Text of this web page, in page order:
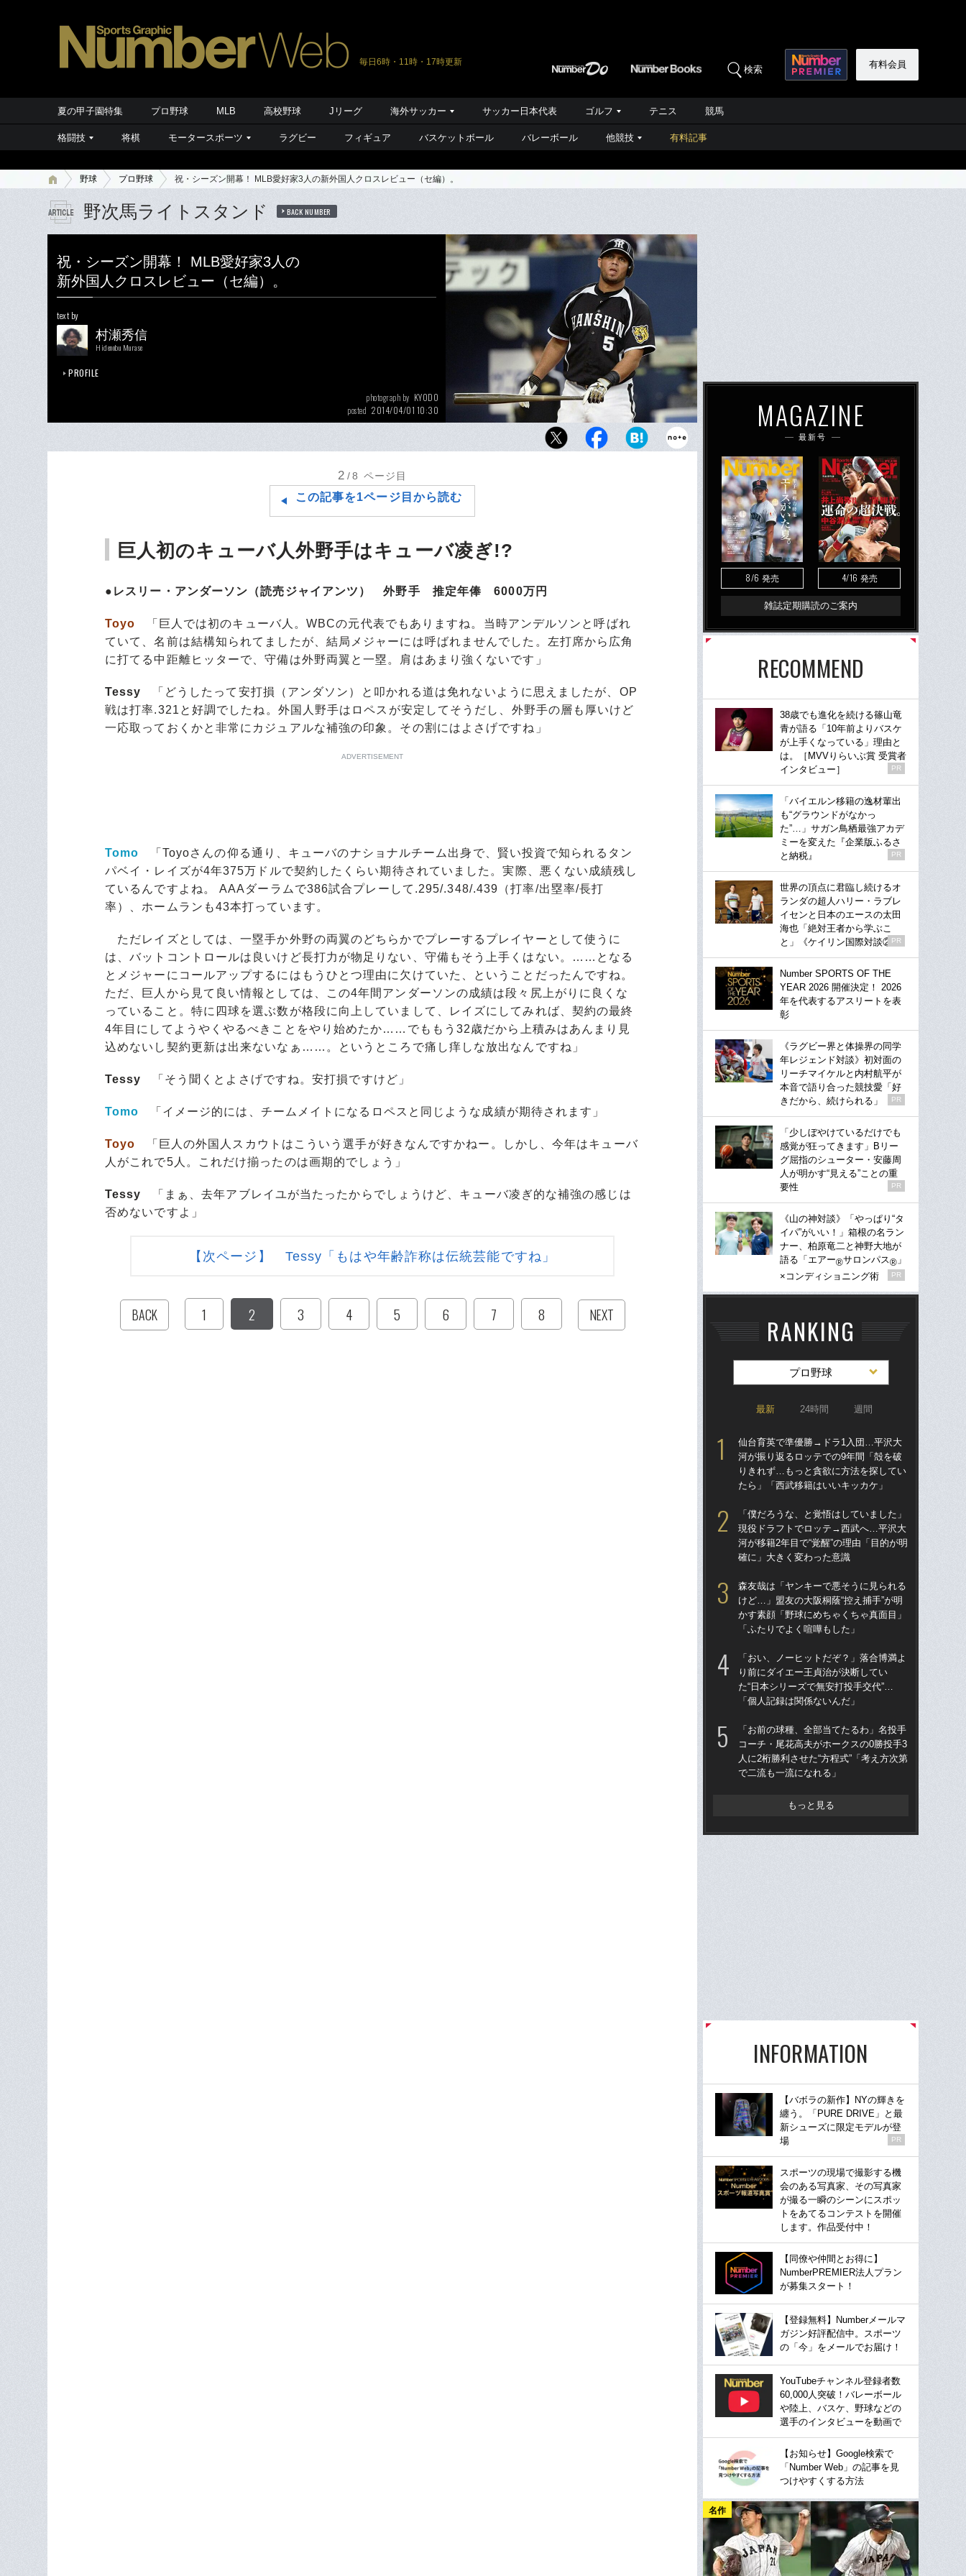
毎日6時・11時・17時更新
検索 有料会員
夏の甲子園特集 プロ野球 MLB 高校野球 Jリーグ 海外サッカー サッカー日本代表 ゴルフ テニス 競馬
格闘技 将棋 モータースポーツ ラグビー フィギュア バスケットボール バレーボール 他競技 有料記事
野球 プロ野球 祝・シーズン開幕！ MLB愛好家3人の新外国人クロスレビュー（セ編）。
野次馬ライトスタンド BACK NUMBER
祝・シーズン開幕！ MLB愛好家3人の
新外国人クロスレビュー（セ編）。
text by
村瀬秀信
Hidenobu Murase
PROFILE
photograph by KYODO
posted 2014/04/01 10:30
一軍オープン戦通算で打率1割4分3厘、最後の試合では4打
2 /8 ページ目
この記事を1ページ目から読む
巨人初のキューバ人外野手はキューバ凌ぎ!?
●レスリー・アンダーソン（読売ジャイアンツ） 外野手 推定年俸 6000万円
Toyo 「巨人では初のキューバ人。WBCの元代表でもありますね。当時アンデルソンと呼ばれ
ていて、名前は結構知られてましたが、結局メジャーには呼ばれませんでした。左打席から広角
に打てる中距離ヒッターで、守備は外野両翼と一塁。肩はあまり強くないです」
Tessy 「どうしたって安打損（アンダソン）と叩かれる道は免れないように思えましたが、OP
戦は打率.321と好調でしたね。外国人野手はロペスが安定してそうだし、外野手の層も厚いけど
一応取っておくかと非常にカジュアルな補強の印象。その割にはよさげですね」
ADVERTISEMENT
Tomo 「Toyoさんの仰る通り、キューバのナショナルチーム出身で、賢い投資で知られるタン
パベイ・レイズが4年375万ドルで契約したくらい期待されていました。実際、悪くない成績残し
ているんですよね。 AAAダーラムで386試合プレーして.295/.348/.439（打率/出塁率/長打
率）、ホームランも43本打っています。
ただレイズとしては、一塁手か外野の両翼のどちらかでプレーするプレイヤーとして使うに
は、バットコントロールは良いけど長打力が物足りない、守備もそう上手くはない。……となる
とメジャーにコールアップするにはもうひとつ理由に欠けていた、ということだったんですね。
ただ、巨人から見て良い情報としては、この4年間アンダーソンの成績は段々尻上がりに良くな
っていること。特に四球を選ぶ数が格段に向上していまして、レイズにしてみれば、契約の最終
4年目にしてようやくやるべきことをやり始めたか……でももう32歳だから上積みはあんまり見
込めないし契約更新は出来ないなぁ……。というところで痛し痒しな放出なんですね」
Tessy 「そう聞くとよさげですね。安打損ですけど」
Tomo 「イメージ的には、チームメイトになるロペスと同じような成績が期待されます」
Toyo 「巨人の外国人スカウトはこういう選手が好きなんですかねー。しかし、今年はキューバ
人がこれで5人。これだけ揃ったのは画期的でしょう」
Tessy 「まぁ、去年アブレイユが当たったからでしょうけど、キューバ凌ぎ的な補強の感じは
否めないですよ」
【次ページ】 Tessy「もはや年齢詐称は伝統芸能ですね」
BACK 1 2 3 4 5 6 7 8 NEXT
MAGAZINE
最新号
8/6 発売 4/16 発売
雑誌定期購読のご案内
RECOMMEND
38歳でも進化を続ける篠山竜
青が語る「10年前よりバスケ
が上手くなっている」理由と
は。［MVVりらいぶ賞 受賞者
インタビュー］
PR
「バイエルン移籍の逸材輩出
も“グラウンドがなかっ
た”…」サガン鳥栖最強アカデ
ミーを変えた『企業版ふるさ
と納税』
PR
世界の頂点に君臨し続けるオ
ランダの超人ハリー・ラブレ
イセンと日本のエースの太田
海也「絶対王者から学ぶこ
と」《ケイリン国際対談②》
PR
Number SPORTS OF THE
YEAR 2026 開催決定！ 2026
年を代表するアスリートを表
彰
《ラグビー界と体操界の同学
年レジェンド対談》初対面の
リーチマイケルと内村航平が
本音で語り合った競技愛「好
きだから、続けられる」
PR
「少しぼやけているだけでも
感覚が狂ってきます」Bリー
グ屈指のシューター・安藤周
人が明かす“見える”ことの重
要性
PR
《山の神対談》「やっぱり“タ
イパ”がいい！」箱根の名ラン
ナー、柏原竜二と神野大地が
語る「エアー®サロンパス® 」
×コンディショニング術
PR
RANKING
プロ野球
最新 24時間 週間
仙台育英で準優勝→ドラ1入団…平沢大
河が振り返るロッテでの9年間「殻を破
りきれず…もっと貪欲に方法を探してい
たら」「西武移籍はいいキッカケ」
「僕だろうな、と覚悟はしていました」
現役ドラフトでロッテ→西武へ…平沢大
河が移籍2年目で“覚醒”の理由「目的が明
確に」大きく変わった意識
森友哉は「ヤンキーで悪そうに見られる
けど…」盟友の大阪桐蔭“控え捕手”が明
かす素顔「野球にめちゃくちゃ真面目」
「ふたりでよく喧嘩もした」
「おい、ノーヒットだぞ？」落合博満よ
り前にダイエー王貞治が決断してい
た“日本シリーズで無安打投手交代”…
「個人記録は関係ないんだ」
「お前の球種、全部当てたるわ」名投手
コーチ・尾花高夫がホークスの0勝投手3
人に2桁勝利させた“方程式”「考え方次第
で二流も一流になれる」
もっと見る
INFORMATION
【バボラの新作】NYの輝きを
纏う。「PURE DRIVE」と最
新シューズに限定モデルが登
場
PR
スポーツの現場で撮影する機
会のある写真家、その写真家
が撮る一瞬のシーンにスポッ
トをあてるコンテストを開催
します。作品受付中！
【同僚や仲間とお得に】
NumberPREMIER法人プラン
が募集スタート！
【登録無料】Numberメールマ
ガジン好評配信中。スポーツ
の「今」をメールでお届け！
YouTubeチャンネル登録者数
60,000人突破！バレーボール
や陸上、バスケ、野球などの
選手のインタビューを動画で
【お知らせ】Google検索で
「Number Web」の記事を見
つけやすくする方法
名作